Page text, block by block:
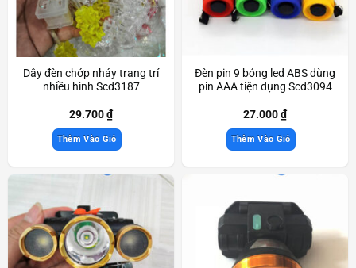
Dây đèn chớp nháy trang trí
nhiều hình Scd3187
29.700₫
Thêm Vào Giỏ
Đèn pin 9 bóng led ABS dùng
pin AAA tiện dụng Scd3094
27.000₫
Thêm Vào Giỏ